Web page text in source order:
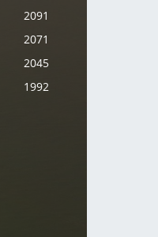
2091
2071
2045
1992